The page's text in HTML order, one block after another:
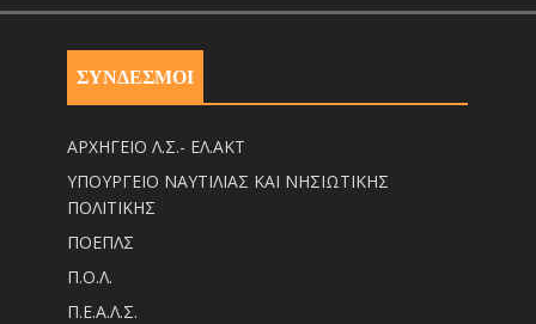
ΣΥΝΔΕΣΜΟΙ
ΑΡΧΗΓΕΙΟ Λ.Σ.- ΕΛ.ΑΚΤ
ΥΠΟΥΡΓΕΙΟ ΝΑΥΤΙΛΙΑΣ ΚΑΙ ΝΗΣΙΩΤΙΚΗΣ
ΠΟΛΙΤΙΚΗΣ
ΠΟΕΠΛΣ
Π.Ο.Λ.
Π.Ε.Α.Λ.Σ.